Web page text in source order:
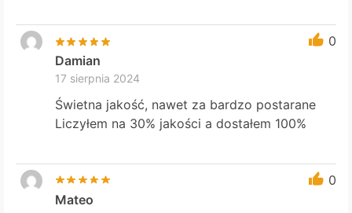
0
Damian
17 sierpnia 2024
Świetna jakość, nawet za bardzo postarane
Liczyłem na 30% jakości a dostałem 100%
0
Mateo